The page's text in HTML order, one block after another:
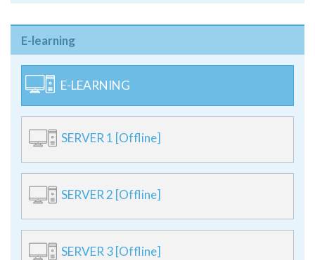
E-learning
E-LEARNING
SERVER 1 [Offline]
SERVER 2 [Offline]
SERVER 3 [Offline]